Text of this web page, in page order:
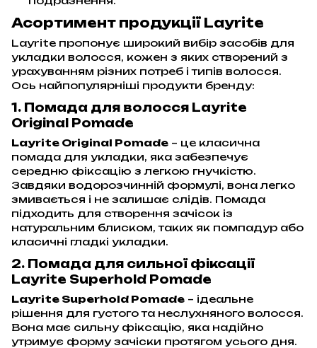
Асортимент продукції Layrite
Layrite пропонує широкий вибір засобів для
укладки волосся, кожен з яких створений з
урахуванням різних потреб і типів волосся.
Ось найпопулярніші продукти бренду:
1. Помада для волосся Layrite
Original Pomade
Layrite Original Pomade – це класична
помада для укладки, яка забезпечує
середню фіксацію з легкою гнучкістю.
Завдяки водорозчинній формулі, вона легко
змивається і не залишає слідів. Помада
підходить для створення зачісок із
натуральним блиском, таких як помпадур або
класичні гладкі укладки.
2. Помада для сильної фіксації
Layrite Superhold Pomade
Layrite Superhold Pomade – ідеальне
рішення для густого та неслухняного волосся.
Вона має сильну фіксацію, яка надійно
утримує форму зачіски протягом усього дня.